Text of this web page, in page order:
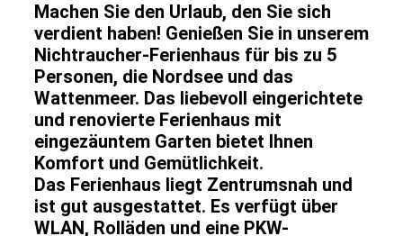
Machen Sie den Urlaub, den Sie sich
verdient haben! Genießen Sie in unserem
Nichtraucher-Ferienhaus für bis zu 5
Personen, die Nordsee und das
Wattenmeer. Das liebevoll eingerichtete
und renovierte Ferienhaus mit
eingezäuntem Garten bietet Ihnen
Komfort und Gemütlichkeit.
Das Ferienhaus liegt Zentrumsnah und
ist gut ausgestattet. Es verfügt über
WLAN, Rolläden und eine PKW-